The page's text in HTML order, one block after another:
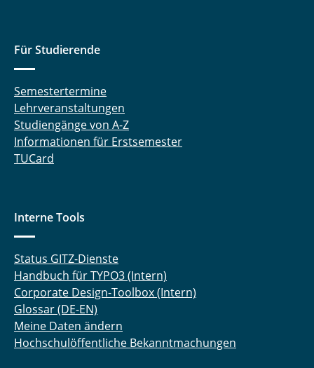
Für Studierende
Semestertermine
Lehrveranstaltungen
Studiengänge von A-Z
Informationen für Erstsemester
TUCard
Interne Tools
Status GITZ-Dienste
Handbuch für TYPO3 (Intern)
Corporate Design-Toolbox (Intern)
Glossar (DE-EN)
Meine Daten ändern
Hochschulöffentliche Bekanntmachungen